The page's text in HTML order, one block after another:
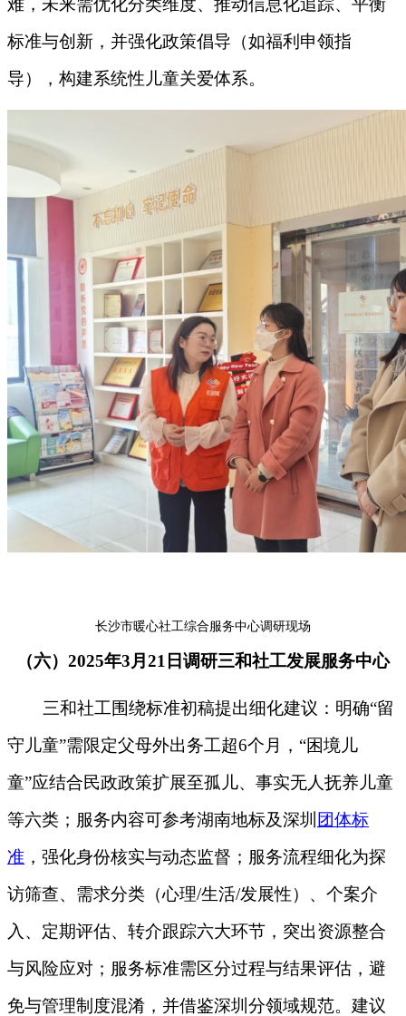
标准与创新，并强化政策倡导（如福利申领指
导），构建系统性儿童关爱体系。
长沙市暖心社工综合服务中心调研现场
（六）2025年3月21日调研三和社工发展服务中心
三和社工围绕标准初稿提出细化建议：明确“留
守儿童”需限定父母外出务工超6个月，“困境儿
童”应结合民政政策扩展至孤儿、事实无人抚养儿童
等六类；服务内容可参考湖南地标及深圳 团体标
准 ，强化身份核实与动态监督；服务流程细化为探
访筛查、需求分类（心理/生活/发展性）、个案介
入、定期评估、转介跟踪六大环节，突出资源整合
与风险应对；服务标准需区分过程与结果评估，避
免与管理制度混淆，并借鉴深圳分领域规范。建议